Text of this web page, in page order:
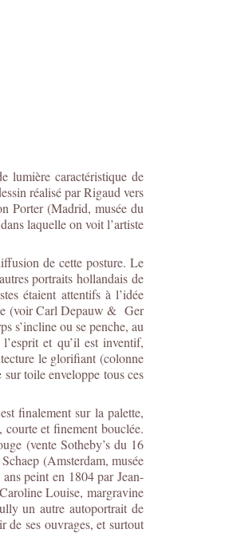
lumière caractéristique de
réalisé par Rigaud vers
Porter (Madrid, musée du
laquelle on voit l’artiste
de cette posture. Le
portraits hollandais de
étaient attentifs à l’idée
(voir Carl Depauw & Ger
s’incline ou se penche, au
et qu’il est inventif,
le glorifiant (colonne
toile enveloppe tous ces
finalement sur la palette,
et finement bouclée.
(vente Sotheby’s du 16
(Amsterdam, musée
peint en 1804 par Jean-
Louise, margravine
un autre autoportrait de
ses ouvrages, et surtout